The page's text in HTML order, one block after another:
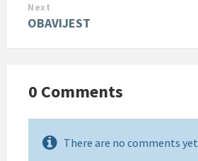
Next
OBAVIJEST
0 Comments
There are no comments yet